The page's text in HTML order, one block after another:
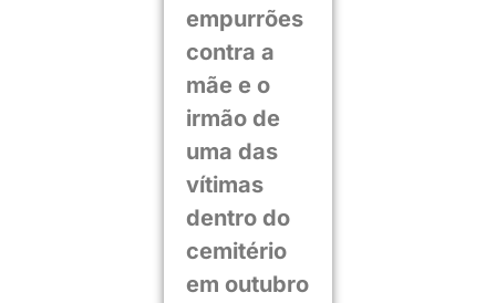
empurrões
contra a
mãe e o
irmão de
uma das
vítimas
dentro do
cemitério
em outubro